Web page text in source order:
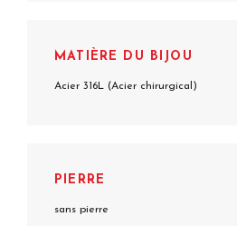
MATIÈRE DU BIJOU
Acier 316L (Acier chirurgical)
PIERRE
sans pierre